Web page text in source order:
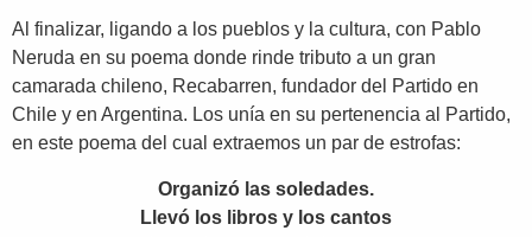
Al finalizar, ligando a los pueblos y la cultura, con Pablo
Neruda en su poema donde rinde tributo a un gran
camarada chileno, Recabarren, fundador del Partido en
Chile y en Argentina. Los unía en su pertenencia al Partido,
en este poema del cual extraemos un par de estrofas:
Organizó las soledades.
Llevó los libros y los cantos